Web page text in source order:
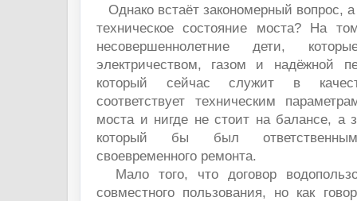
Однако встаёт закономерный вопрос, а
техническое состояние моста? На
несовершеннолетние дети,
электричеством, газом и надёжной
который сейчас служит в
соответствует техническим
моста и нигде не стоит на балансе, а
который бы был
своевременного ремонта.
Мало того, что договор
совместного пользования, но как